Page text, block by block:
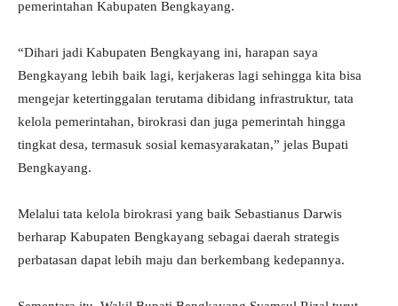
pemerintahan Kabupaten Bengkayang.
“Dihari jadi Kabupaten Bengkayang ini, harapan saya
Bengkayang lebih baik lagi, kerjakeras lagi sehingga kita bisa
mengejar ketertinggalan terutama dibidang infrastruktur, tata
kelola pemerintahan, birokrasi dan juga pemerintah hingga
tingkat desa, termasuk sosial kemasyarakatan,” jelas Bupati
Bengkayang.
Melalui tata kelola birokrasi yang baik Sebastianus Darwis
berharap Kabupaten Bengkayang sebagai daerah strategis
perbatasan dapat lebih maju dan berkembang kedepannya.